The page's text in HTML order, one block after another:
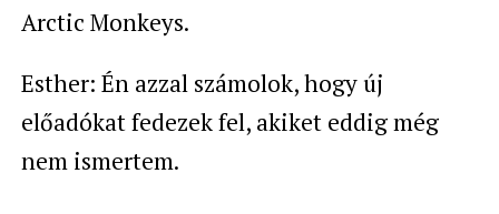
Arctic Monkeys.
Esther: Én azzal számolok, hogy új
előadókat fedezek fel, akiket eddig még
nem ismertem.